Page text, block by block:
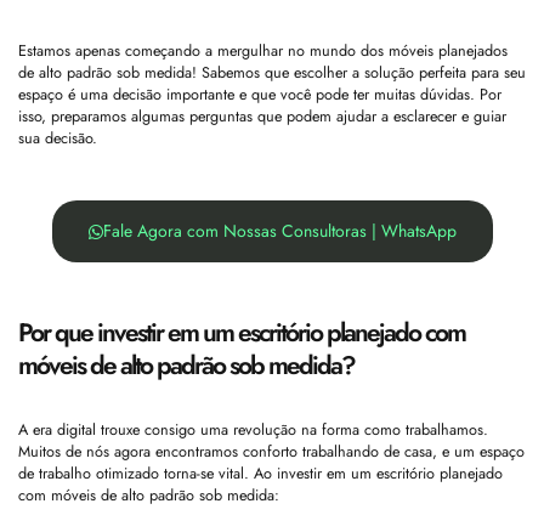
Estamos apenas começando a mergulhar no mundo dos móveis planejados
de alto padrão sob medida! Sabemos que escolher a solução perfeita para seu
espaço é uma decisão importante e que você pode ter muitas dúvidas. Por
isso, preparamos algumas perguntas que podem ajudar a esclarecer e guiar
sua decisão.
Fale Agora com Nossas Consultoras | WhatsApp
Por que investir em um escritório planejado com
móveis de alto padrão sob medida?
A era digital trouxe consigo uma revolução na forma como trabalhamos.
Muitos de nós agora encontramos conforto trabalhando de casa, e um espaço
de trabalho otimizado torna-se vital. Ao investir em um escritório planejado
com móveis de alto padrão sob medida: